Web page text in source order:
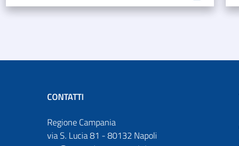
CONTATTI
Regione Campania
via S. Lucia 81 - 80132 Napoli